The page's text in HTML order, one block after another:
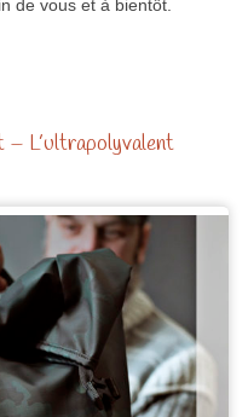
de vous et à bientôt.
– L’ultrapolyvalent